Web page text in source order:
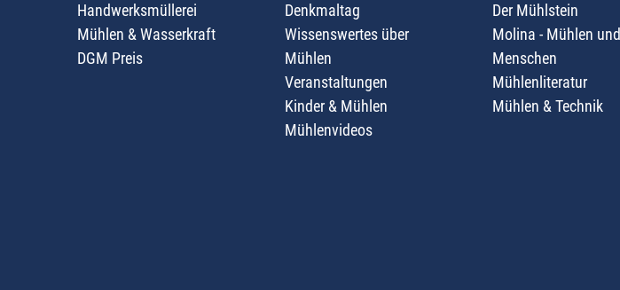
Handwerksmüllerei
Mühlen & Wasserkraft
DGM Preis
Denkmaltag
Wissenswertes über
Mühlen
Veranstaltungen
Kinder & Mühlen
Mühlenvideos
Der Mühlstein
Molina - Mühlen und
Menschen
Mühlenliteratur
Mühlen & Technik